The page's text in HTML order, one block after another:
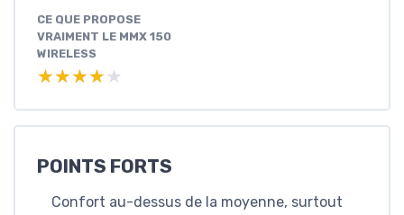
CE QUE PROPOSE
VRAIMENT LE MMX 150
WIRELESS
★★★★★
★★★★★
POINTS FORTS
Confort au-dessus de la moyenne, surtout